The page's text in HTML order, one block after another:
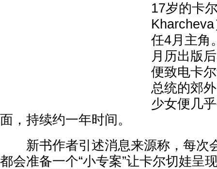
17岁的卡
任4月主角
月历出版
便致电卡
总统的郊
少女便几
面，持续约一年时间。
新书作者引述消息来源称，每次
都会准备一个“小专案”让卡尔切娃呈